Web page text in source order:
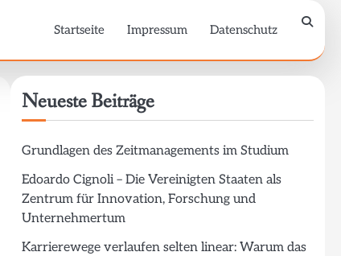
Startseite Impressum Datenschutz
Neueste Beiträge
Grundlagen des Zeitmanagements im Studium
Edoardo Cignoli – Die Vereinigten Staaten als
Zentrum für Innovation, Forschung und
Unternehmertum
Karrierewege verlaufen selten linear: Warum das